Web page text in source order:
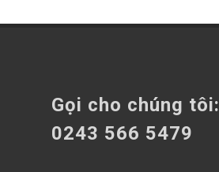
Gọi cho chúng tôi:
0243 566 5479